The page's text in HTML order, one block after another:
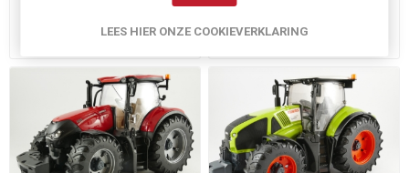
€34,95
LEES HIER ONZE COOKIEVERKLARING